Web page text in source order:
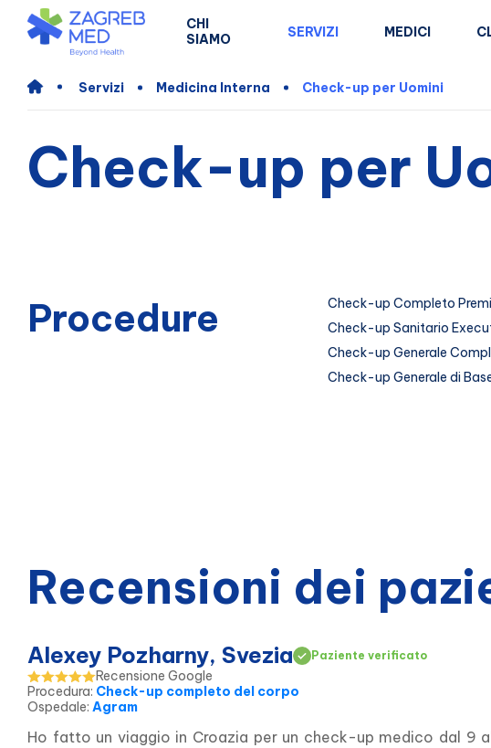
CHI
SIAMO
SERVIZI MEDICI
Servizi Medicina Interna Check-up per Uomini
Check-up per
Procedure
Check-up Completo
Check-up Sanitario
Check-up Generale
Check-up Generale di
Recensioni dei
Alexey Pozharny, Svezia Paziente verificato
Recensione Google
Procedura: Check-up completo del corpo
Ospedale: Agram
Ho fatto un viaggio in Croazia per un check-up medico dal 9